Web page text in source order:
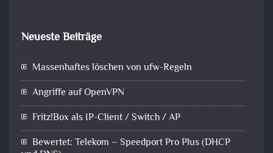
Neueste Beiträge
Massenhaftes löschen von ufw-Regeln
Angriffe auf OpenVPN
Fritz!Box als IP-Client / Switch / AP
Bewertet: Telekom – Speedport Pro Plus (DHCP